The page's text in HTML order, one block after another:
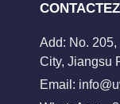
Add: No.
City, Jiangsu
Email: